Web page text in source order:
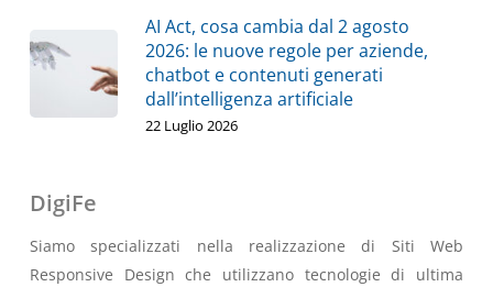
AI Act, cosa cambia dal 2 agosto
2026: le nuove regole per aziende,
chatbot e contenuti generati
dall’intelligenza artificiale
22 Luglio 2026
DigiFe
Siamo specializzati nella realizzazione di Siti Web
Responsive Design che utilizzano tecnologie di ultima